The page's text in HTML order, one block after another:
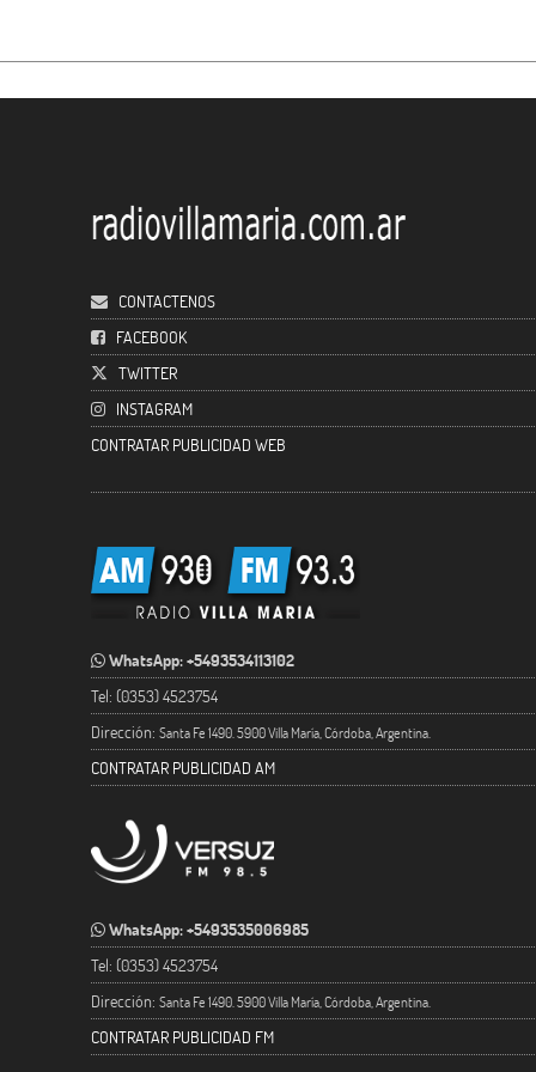
CONTACTENOS
FACEBOOK
TWITTER
INSTAGRAM
CONTRATAR PUBLICIDAD WEB
WhatsApp: +5493534113102
Tel: (0353) 4523754
Dirección: Santa Fe 1490. 5900 Villa María, Córdoba, Argentina.
CONTRATAR PUBLICIDAD AM
WhatsApp: +5493535006985
Tel: (0353) 4523754
Dirección: Santa Fe 1490. 5900 Villa María, Córdoba, Argentina.
CONTRATAR PUBLICIDAD FM